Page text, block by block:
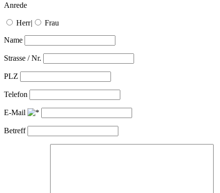
Anrede
Herr| Frau
Name
Strasse / Nr.
PLZ
Telefon
E-Mail
Betreff